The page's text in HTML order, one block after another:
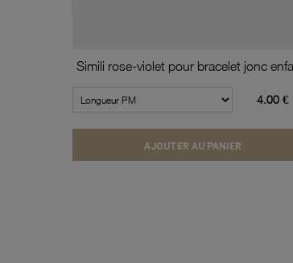
4.00 €
AJOUTER AU PANIER